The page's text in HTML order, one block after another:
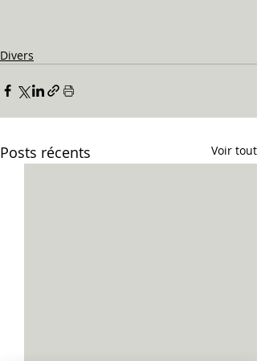
Divers
Posts récents Voir tout